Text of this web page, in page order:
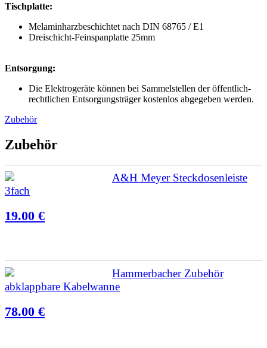
Tischplatte:
Melaminharzbeschichtet nach DIN 68765 / E1
Dreischicht-Feinspanplatte 25mm
Entsorgung:
Die Elektrogeräte können bei Sammelstellen der öffentlich-
rechtlichen Entsorgungsträger kostenlos abgegeben werden.
Zubehör
Zubehör
A&H Meyer Steckdosenleiste
3fach
19.00 €
Hammerbacher Zubehör
abklappbare Kabelwanne
78.00 €